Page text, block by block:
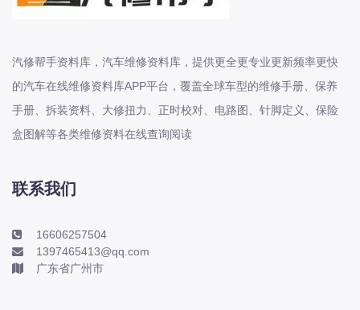
宝骏
宾利
本田
本田-东风本田
本田-广州本田
标致
标致-进口
比亚迪
汽修帮手资料库，汽车维修资料库，提供更全更专业更新频率更快
的汽车在线维修资料库APP平台，覆盖全球车型的维修手册、保养
手册、拆装资料、大修扭力、正时校对、电路图、针脚定义、保险
盒图解等各类维修资料在线查询阅读
联系我们
16606257504
1397465413@qq.com
广东省广州市